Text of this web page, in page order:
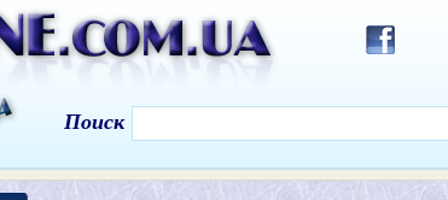
Поиск